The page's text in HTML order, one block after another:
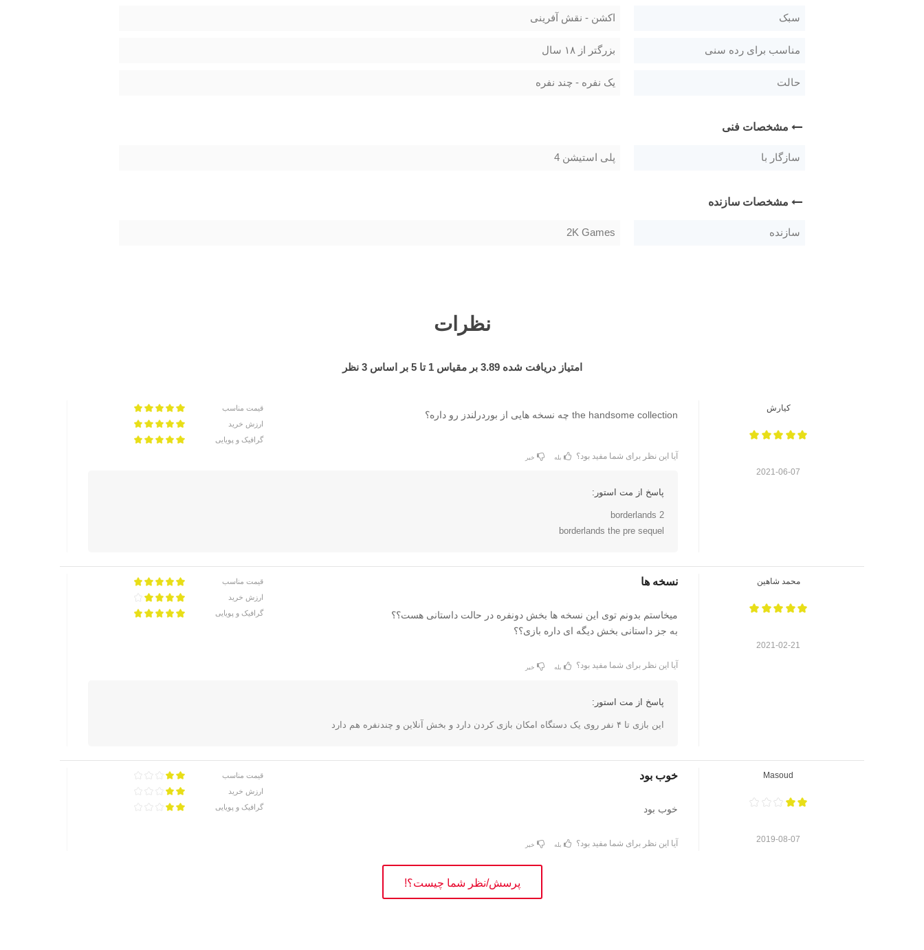
سبک اکشن - نقش آفرینی
مناسب برای رده سنی بزرگتر از ۱۸ سال
حالت یک نفره - چند نفره
مشخصات فنی
سازگار با پلی استیشن 4
مشخصات سازنده
سازنده 2K Games
نظرات
امتیاز دریافت شده3.89 بر مقیاس1 تا5 بر اساس3 نظر
کیارش
2021-06-07
the handsome collection چه نسخه هایی از بوردرلندز رو داره؟
قیمت مناسب
ارزش خرید
گرافیک و پویایی
آیا این نظر برای شما مفید بود؟ بله خیر
پاسخ از مت استور:
borderlands 2
borderlands the pre sequel
محمد شاهین
2021-02-21
نسخه ها
میخاستم بدونم توی این نسخه ها بخش دونفره در حالت داستانی هست؟؟
به جز داستانی بخش دیگه ای داره بازی؟؟
قیمت مناسب
ارزش خرید
گرافیک و پویایی
آیا این نظر برای شما مفید بود؟ بله خیر
پاسخ از مت استور:
این بازی تا ۴ نفر روی یک دستگاه امکان بازی کردن دارد و بخش آنلاین و چندنفره هم دارد
Masoud
2019-08-07
خوب بود
خوب بود
قیمت مناسب
ارزش خرید
گرافیک و پویایی
آیا این نظر برای شما مفید بود؟ بله خیر
پرسش/نظر شما چیست؟!